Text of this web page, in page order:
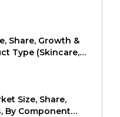
Deployment
(Predictive
Virtual
2024-2031
Network
(CAN), FlexRay,
Mid-
(Powertrain, Body
and
Others), and
Share, Growth &
Type (Skincare,
Personal Hygiene)
(Original Design
Pumps &
Channel
Size, Share,
By Component